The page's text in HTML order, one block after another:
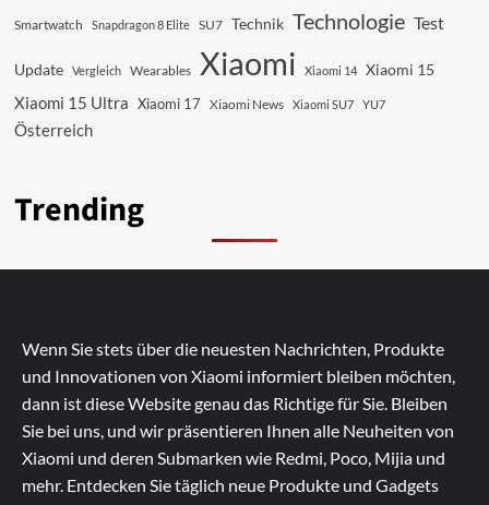
Smartwatch Snapdragon 8 Elite SU7 Technik Technologie Test
Update Vergleich Wearables Xiaomi Xiaomi 14 Xiaomi 15
Xiaomi 15 Ultra Xiaomi 17 Xiaomi News Xiaomi SU7 YU7
Österreich
Trending
Wenn Sie stets über die neuesten Nachrichten, Produkte
und Innovationen von Xiaomi informiert bleiben möchten,
dann ist diese Website genau das Richtige für Sie. Bleiben
Sie bei uns, und wir präsentieren Ihnen alle Neuheiten von
Xiaomi und deren Submarken wie Redmi, Poco, Mijia und
mehr. Entdecken Sie täglich neue Produkte und Gadgets